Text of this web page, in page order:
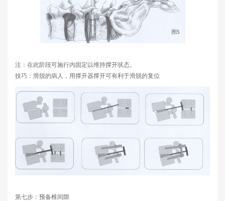
注：在此阶段可施行内固定以维持撑开状态。
技巧：滑脱的病人，用撑开器撑开可有利于滑脱的复位
第七步：预备椎间隙